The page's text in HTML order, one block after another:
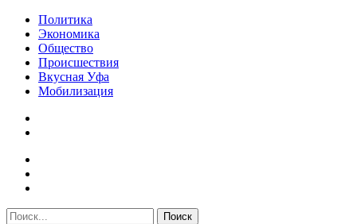
Политика
Экономика
Общество
Происшествия
Вкусная Уфа
Мобилизация